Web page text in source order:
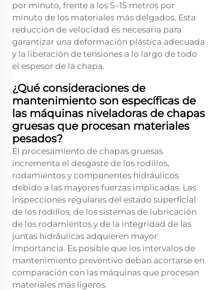
por minuto, frente a los 5–15 metros por
minuto de los materiales más delgados. Esta
reducción de velocidad es necesaria para
garantizar una deformación plástica adecuada
y la liberación de tensiones a lo largo de todo
el espesor de la chapa.
¿Qué consideraciones de
mantenimiento son específicas de
las máquinas niveladoras de chapas
gruesas que procesan materiales
pesados?
El procesamiento de chapas gruesas
incrementa el desgaste de los rodillos,
rodamientos y componentes hidráulicos
debido a las mayores fuerzas implicadas. Las
inspecciones regulares del estado superficial
de los rodillos, de los sistemas de lubricación
de los rodamientos y de la integridad de las
juntas hidráulicas adquieren mayor
importancia. Es posible que los intervalos de
mantenimiento preventivo deban acortarse en
comparación con las máquinas que procesan
materiales más ligeros.